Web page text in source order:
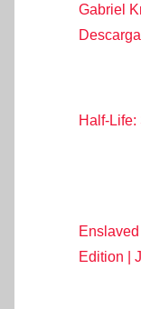
Gabriel
Half-Life:
Edition |